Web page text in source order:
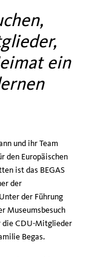
ein
und ihr Team
den Europäischen
ist das BEGAS
der
der Führung
Museumsbesuch
die CDU-Mitglieder
Begas.